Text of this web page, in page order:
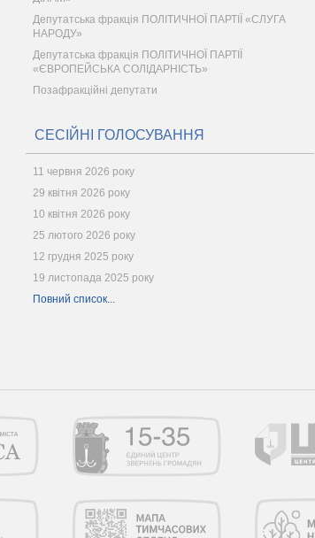
Депутатська фракція ПОЛІТИЧНОЇ ПАРТІЇ «СЛУГА
НАРОДУ»
Депутатська фракція ПОЛІТИЧНОЇ ПАРТІЇ
«ЄВРОПЕЙСЬКА СОЛІДАРНІСТЬ»
Позафракційні депутати
СЕСІЙНІ ГОЛОСУВАННЯ
11 червня 2026 року
29 квітня 2026 року
10 квітня 2026 року
25 лютого 2026 року
12 грудня 2025 року
19 листопада 2025 року
Повний список...